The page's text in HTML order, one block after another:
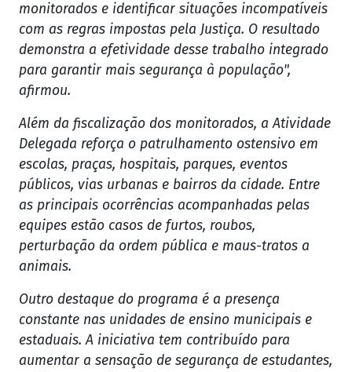
monitorados e identificar situações incompatíveis
com as regras impostas pela Justiça. O resultado
demonstra a efetividade desse trabalho integrado
para garantir mais segurança à população",
afirmou.
Além da fiscalização dos monitorados, a Atividade
Delegada reforça o patrulhamento ostensivo em
escolas, praças, hospitais, parques, eventos
públicos, vias urbanas e bairros da cidade. Entre
as principais ocorrências acompanhadas pelas
equipes estão casos de furtos, roubos,
perturbação da ordem pública e maus-tratos a
animais.
Outro destaque do programa é a presença
constante nas unidades de ensino municipais e
estaduais. A iniciativa tem contribuído para
aumentar a sensação de segurança de estudantes,